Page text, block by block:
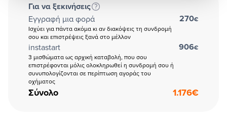
Για να ξεκινήσεις
Εγγραφή μια φορά
Ισχύει για πάντα ακόμα κι αν διακόψεις τη συνδρομή
σου και επιστρέψεις ξανά στο μέλλον
270€
instastart
3 μισθώματα ως αρχική καταβολή, που σου
επιστρέφονται μόλις ολοκληρωθεί η συνδρομή σου ή
συνυπολογίζονται σε περίπτωση αγοράς του
οχήματος
906€
Σύνολο 1.176€